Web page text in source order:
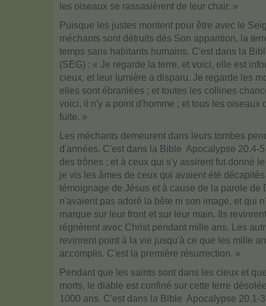
les oiseaux se rassasièrent de leur chair. »
Puisque les justes montent pour être avec le
méchants sont détruits dès Son apparition, la
temps sans habitants humains. C'est dans la
(SEG) : « Je regarde la terre, et voici, elle est
cieux, et leur lumière a disparu. Je regarde les
elles sont ébranlées ; et toutes les collines
voici, il n'y a point d'homme ; et tous les oiseaux
fuite. »
Les méchants demeurent dans leurs tombes
d'années. C'est dans la Bible  Apocalypse 20.4-
des trônes ; et à ceux qui s'y assirent fut donné
je vis les âmes de ceux qui avaient été
témoignage de Jésus et à cause de la parole de
n'avaient pas adoré la bête ni son image, et qui
marque sur leur front et sur leur main. Ils
régnèrent avec Christ pendant mille ans. Les
revinrent point à la vie jusqu'à ce que les mille
accomplis. C'est la première résurrection. »
Pendant que les saints sont dans les cieux et
morts, le diable est confiné sur cette terre
1000 ans. C'est dans la Bible  Apocalypse 20.1-